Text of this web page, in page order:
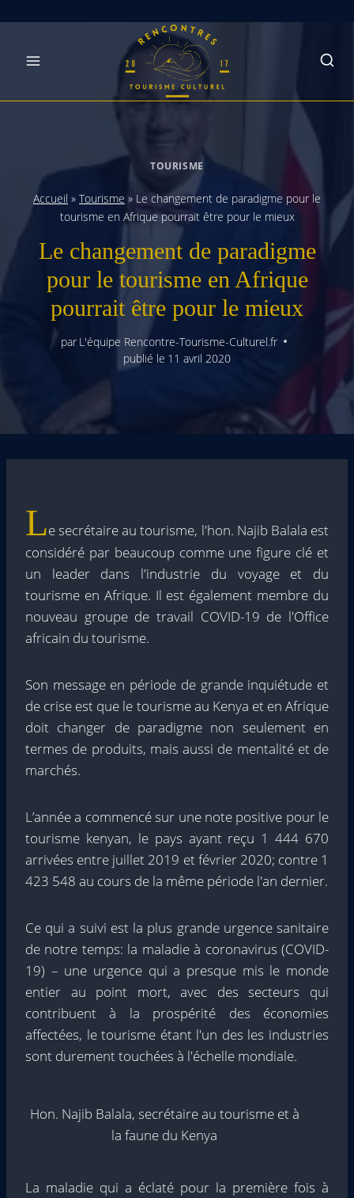
TOURISME
Accueil » Tourisme » Le changement de paradigme pour le
tourisme en Afrique pourrait être pour le mieux
Le changement de paradigme
pour le tourisme en Afrique
pourrait être pour le mieux
par L'équipe Rencontre-Tourisme-Culturel.fr
publié le 11 avril 2020
Le secrétaire au tourisme, l'hon. Najib Balala est
considéré par beaucoup comme une figure clé et
un leader dans l'industrie du voyage et du
tourisme en Afrique. Il est également membre du
nouveau groupe de travail COVID-19 de l'Office
africain du tourisme.
Son message en période de grande inquiétude et
de crise est que le tourisme au Kenya et en Afrique
doit changer de paradigme non seulement en
termes de produits, mais aussi de mentalité et de
marchés.
L’année a commencé sur une note positive pour le
tourisme kenyan, le pays ayant reçu 1 444 670
arrivées entre juillet 2019 et février 2020; contre 1
423 548 au cours de la même période l'an dernier.
Ce qui a suivi est la plus grande urgence sanitaire
de notre temps: la maladie à coronavirus (COVID-
19) – une urgence qui a presque mis le monde
entier au point mort, avec des secteurs qui
contribuent à la prospérité des économies
affectées, le tourisme étant l'un des les industries
sont durement touchées à l'échelle mondiale.
Hon. Najib Balala, secrétaire au tourisme et à
la faune du Kenya
La maladie qui a éclaté pour la première fois à